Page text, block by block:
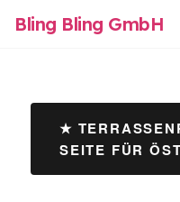
Bling Bling GmbH
★
SEITE FÜR